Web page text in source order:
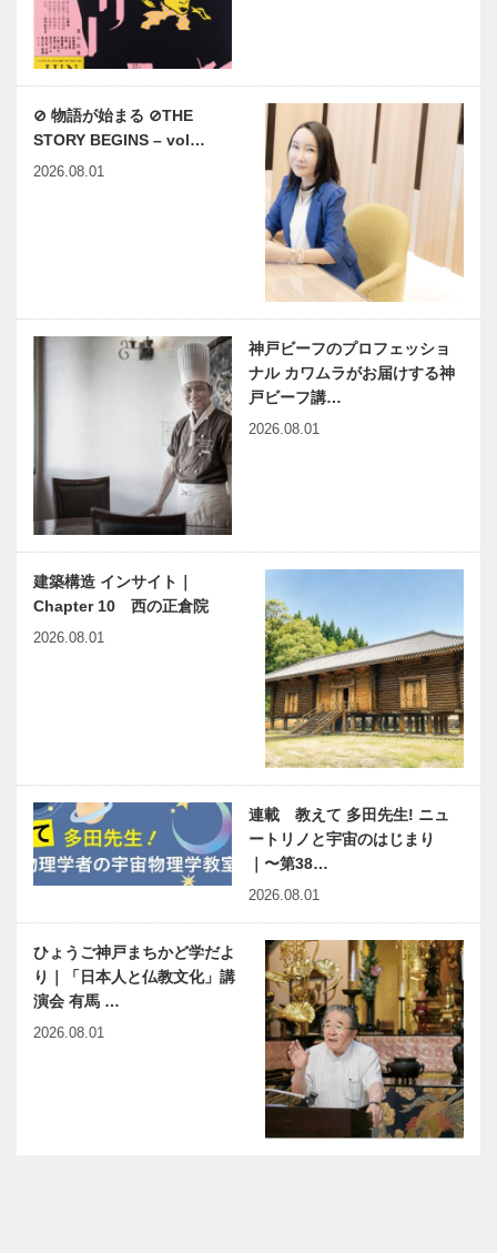
⊘ 物語が始まる ⊘THE
STORY BEGINS – vol…
2026.08.01
神戸ビーフのプロフェッショ
ナル カワムラがお届けする神
戸ビーフ講…
2026.08.01
建築構造 インサイト｜
Chapter 10 西の正倉院
2026.08.01
連載 教えて 多田先生! ニュ
ートリノと宇宙のはじまり
｜〜第38…
2026.08.01
ひょうご神戸まちかど学だよ
り｜「日本人と仏教文化」講
演会 有馬 …
2026.08.01